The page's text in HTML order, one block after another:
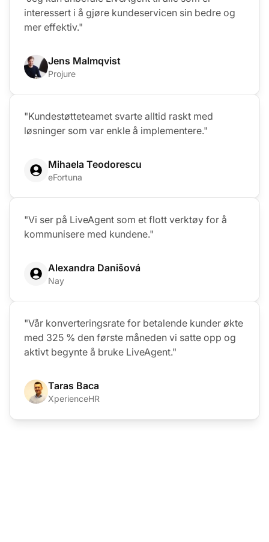
interessert i å gjøre kundeservicen sin bedre og
mer effektiv."
Jens Malmqvist
Projure
"Kundestøtteteamet svarte alltid raskt med
løsninger som var enkle å implementere."
Mihaela Teodorescu
eFortuna
"Vi ser på LiveAgent som et flott verktøy for å
kommunisere med kundene."
Alexandra Danišová
Nay
"Vår konverteringsrate for betalende kunder økte
med 325 % den første måneden vi satte opp og
aktivt begynte å bruke LiveAgent."
Taras Baca
XperienceHR